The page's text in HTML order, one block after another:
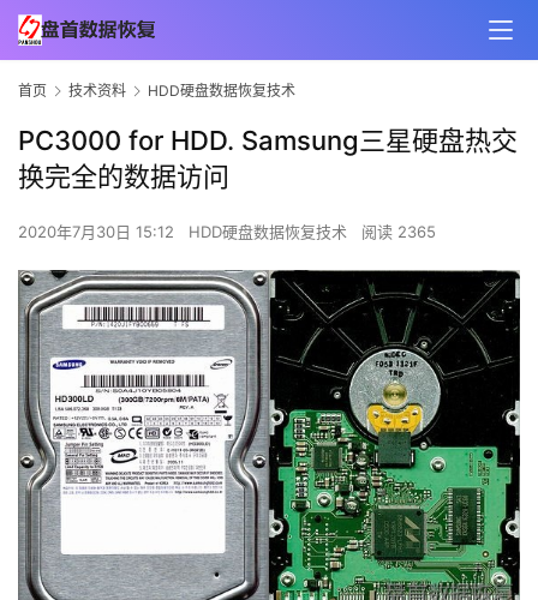
首页 技术资料 HDD硬盘数据恢复技术
PC3000 for HDD. Samsung三星硬盘热交
换完全的数据访问
2020年7月30日 15:12 HDD硬盘数据恢复技术 阅读 2365